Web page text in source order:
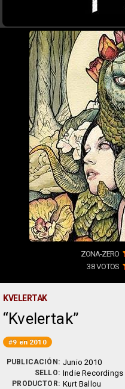
ZONA-ZERO
38VOTOS
KVELERTAK
Kvelertak
#9 en 2010
PUBLICACIÓN: Junio 2010
SELLO: Indie Recordings
PRODUCTOR: Kurt Ballou